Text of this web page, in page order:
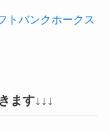
ます↓↓↓